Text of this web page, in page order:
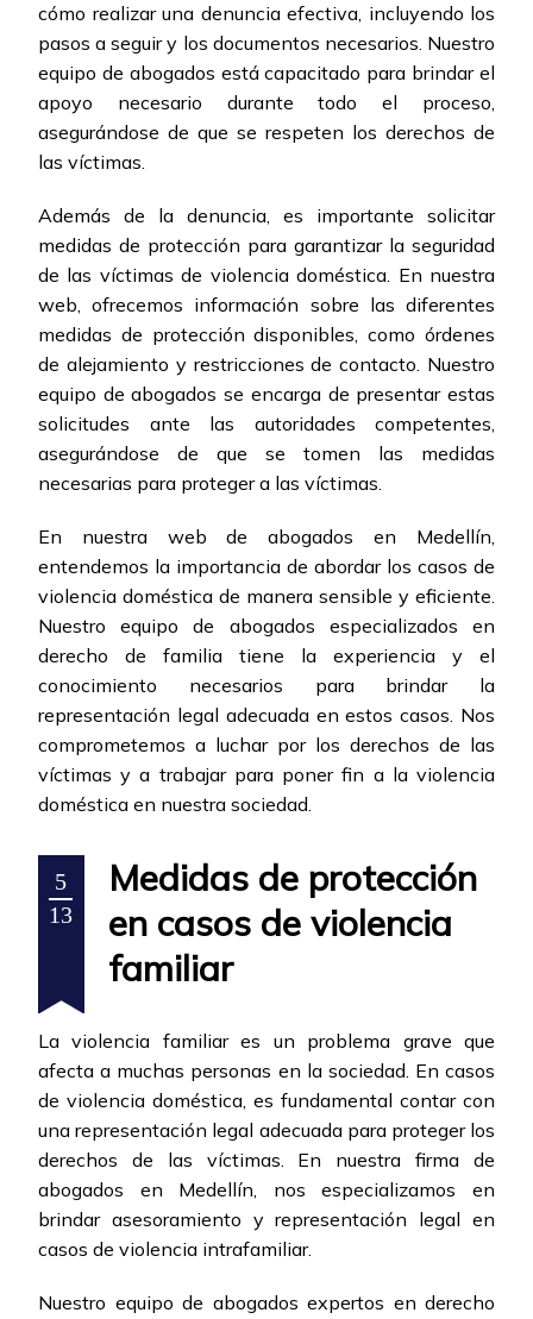
cómo realizar una denuncia efectiva, incluyendo los
pasos a seguir y los documentos necesarios. Nuestro
equipo de abogados está capacitado para brindar el
apoyo necesario durante todo el proceso,
asegurándose de que se respeten los derechos de
las víctimas.
Además de la denuncia, es importante solicitar
medidas de protección para garantizar la seguridad
de las víctimas de violencia doméstica. En nuestra
web, ofrecemos información sobre las diferentes
medidas de protección disponibles, como órdenes
de alejamiento y restricciones de contacto. Nuestro
equipo de abogados se encarga de presentar estas
solicitudes ante las autoridades competentes,
asegurándose de que se tomen las medidas
necesarias para proteger a las víctimas.
En nuestra web de abogados en Medellín,
entendemos la importancia de abordar los casos de
violencia doméstica de manera sensible y eficiente.
Nuestro equipo de abogados especializados en
derecho de familia tiene la experiencia y el
conocimiento necesarios para brindar la
representación legal adecuada en estos casos. Nos
comprometemos a luchar por los derechos de las
víctimas y a trabajar para poner fin a la violencia
doméstica en nuestra sociedad.
5
13
Medidas de protección
en casos de violencia
familiar
La violencia familiar es un problema grave que
afecta a muchas personas en la sociedad. En casos
de violencia doméstica, es fundamental contar con
una representación legal adecuada para proteger los
derechos de las víctimas. En nuestra firma de
abogados en Medellín, nos especializamos en
brindar asesoramiento y representación legal en
casos de violencia intrafamiliar.
Nuestro equipo de abogados expertos en derecho